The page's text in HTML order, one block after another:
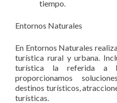
tiempo.
Entornos Naturales
En Entornos Naturales
turística rural y urbana.
turística la referida a
proporcionamos
destinos turísticos,
turísticas.